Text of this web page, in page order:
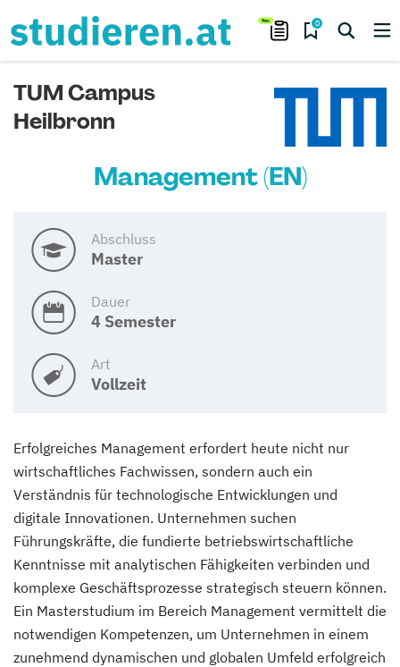
0
TUM Campus
Heilbronn
Management (EN)
Abschluss
Master
Dauer
4 Semester
Art
Vollzeit
​Erfolgreiches Management erfordert heute nicht nur
wirtschaftliches Fachwissen, sondern auch ein
Verständnis für technologische Entwicklungen und
digitale Innovationen. Unternehmen suchen
Führungskräfte, die fundierte betriebswirtschaftliche
Kenntnisse mit analytischen Fähigkeiten verbinden und
komplexe Geschäftsprozesse strategisch steuern können.
Ein Masterstudium im Bereich Management vermittelt die
notwendigen Kompetenzen, um Unternehmen in einem
zunehmend dynamischen und globalen Umfeld erfolgreich